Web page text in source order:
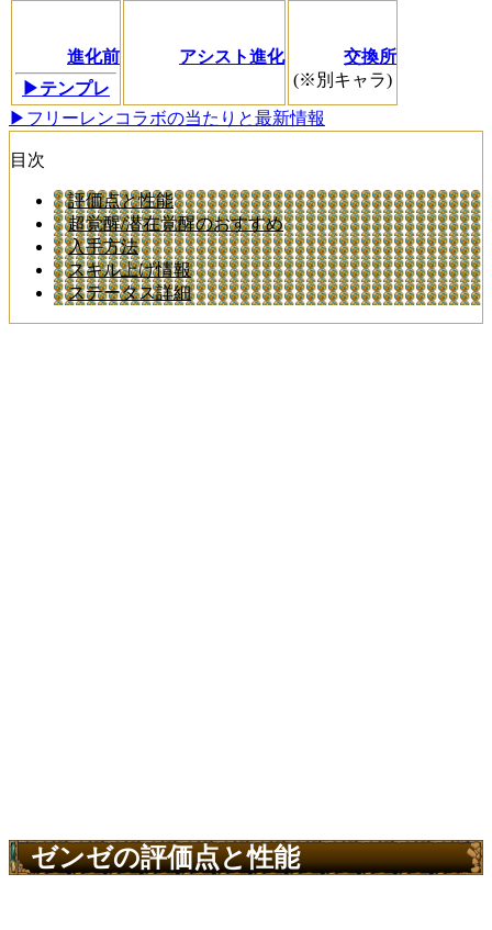
進化前
▶テンプレ
アシスト進化
交換所
(※別キャラ)
▶フリーレンコラボの当たりと最新情報
目次
評価点と性能
超覚醒/潜在覚醒のおすすめ
入手方法
スキル上げ情報
ステータス詳細
ゼンゼの評価点と性能